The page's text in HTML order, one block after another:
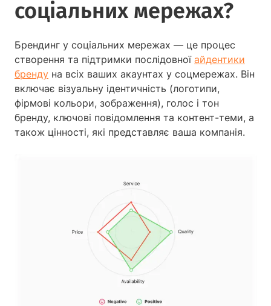
соціальних мережах?
Брендинг у соціальних мережах — це процес
створення та підтримки послідовної айдентики
бренду на всіх ваших акаунтах у соцмережах. Він
включає візуальну ідентичність (логотипи,
фірмові кольори, зображення), голос і тон
бренду, ключові повідомлення та контент-теми, а
також цінності, які представляє ваша компанія.